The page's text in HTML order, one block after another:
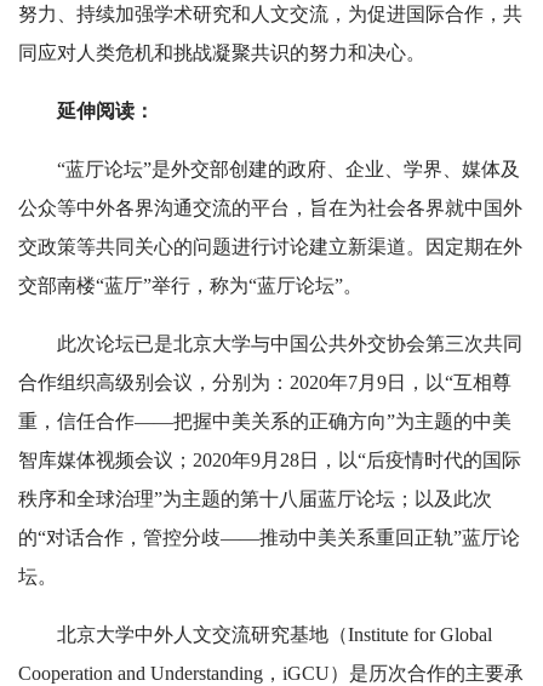
努力、持续加强学术研究和人文交流，为促进国际合作，共
同应对人类危机和挑战凝聚共识的努力和决心。
延伸阅读：
“蓝厅论坛”是外交部创建的政府、企业、学界、媒体及
公众等中外各界沟通交流的平台，旨在为社会各界就中国外
交政策等共同关心的问题进行讨论建立新渠道。因定期在外
交部南楼“蓝厅”举行，称为“蓝厅论坛”。
此次论坛已是北京大学与中国公共外交协会第三次共同
合作组织高级别会议，分别为：2020年7月9日，以“互相尊
重，信任合作——把握中美关系的正确方向”为主题的中美
智库媒体视频会议；2020年9月28日，以“后疫情时代的国际
秩序和全球治理”为主题的第十八届蓝厅论坛；以及此次
的“对话合作，管控分歧——推动中美关系重回正轨”蓝厅论
坛。
北京大学中外人文交流研究基地（Institute for Global
Cooperation and Understanding，iGCU）是历次合作的主要承